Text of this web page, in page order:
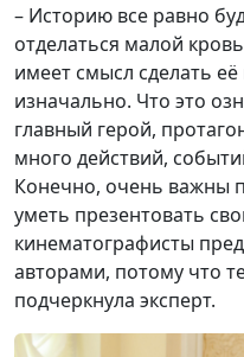
– Историю все равно
отделаться малой
имеет смысл сделать
изначально. Что это
главный герой,
много действий,
Конечно, очень важны
уметь презентовать
кинематографисты
авторами, потому что
подчеркнула эксперт.